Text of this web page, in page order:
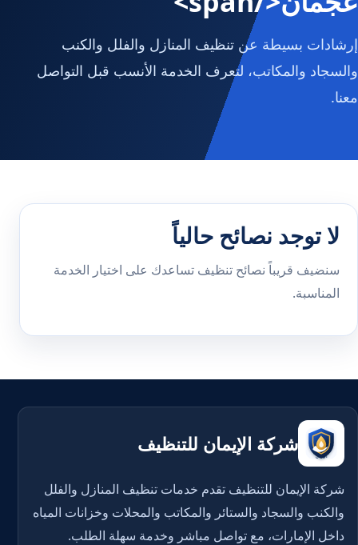
إرشادات بسيطة عن تنظيف المنازل والفلل والكنب
والسجاد والمكاتب، لتعرف الخدمة الأنسب قبل التواصل
معنا.
لا توجد نصائح حالياً
سنضيف قريباً نصائح تنظيف تساعدك على اختيار الخدمة
المناسبة.
شركة الإيمان للتنظيف
شركة الإيمان للتنظيف تقدم خدمات تنظيف المنازل والفلل
والكنب والسجاد والستائر والمكاتب والمحلات وخزانات المياه
داخل الإمارات، مع تواصل مباشر وخدمة سهلة الطلب.